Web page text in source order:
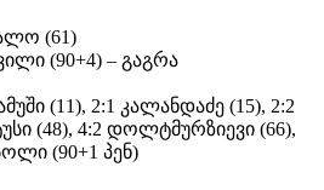
(61)
(90+4) – გაგრა
(11), 2:1 კალანდაძე (15), 2:2
(48), 4:2 დოლტმურზიევი (66),
(90+1 პენ)